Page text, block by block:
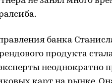
банка
продукта
неоднократно